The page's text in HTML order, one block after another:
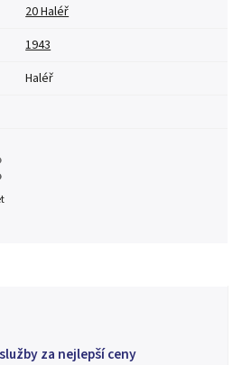
20 Haléř
1943
Haléř
za nejlepší ceny